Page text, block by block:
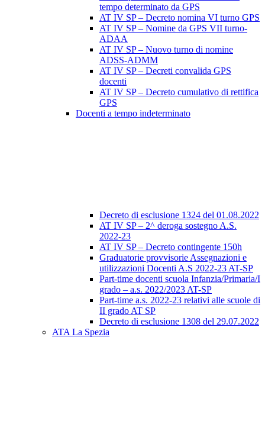
tempo determinato da GPS
AT IV SP – Decreto nomina VI turno GPS
AT IV SP – Nomine da GPS VII turno-
ADAA
AT IV SP – Nuovo turno di nomine
ADSS-ADMM
AT IV SP – Decreti convalida GPS
docenti
AT IV SP – Decreto cumulativo di rettifica
GPS
Docenti a tempo indeterminato
Decreto di esclusione 1324 del 01.08.2022
AT IV SP – 2^ deroga sostegno A.S.
2022-23
AT IV SP – Decreto contingente 150h
Graduatorie provvisorie Assegnazioni e
utilizzazioni Docenti A.S 2022-23 AT-SP
Part-time docenti scuola Infanzia/Primaria/I
grado – a.s. 2022/2023 AT-SP
Part-time a.s. 2022-23 relativi alle scuole di
II grado AT SP
Decreto di esclusione 1308 del 29.07.2022
ATA La Spezia